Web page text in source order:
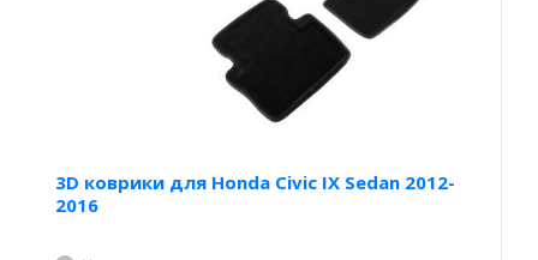
3D коврики для Honda Civic IX Sedan 2012-
2016